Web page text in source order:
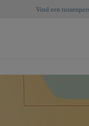
Vind een